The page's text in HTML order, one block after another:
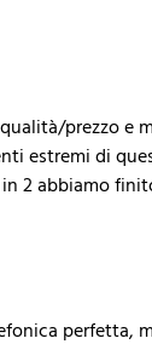
prezzo e
estremi di
2 abbiamo